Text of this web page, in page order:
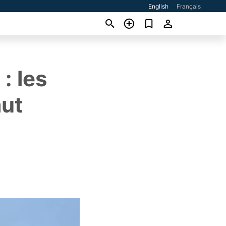
English Français
les